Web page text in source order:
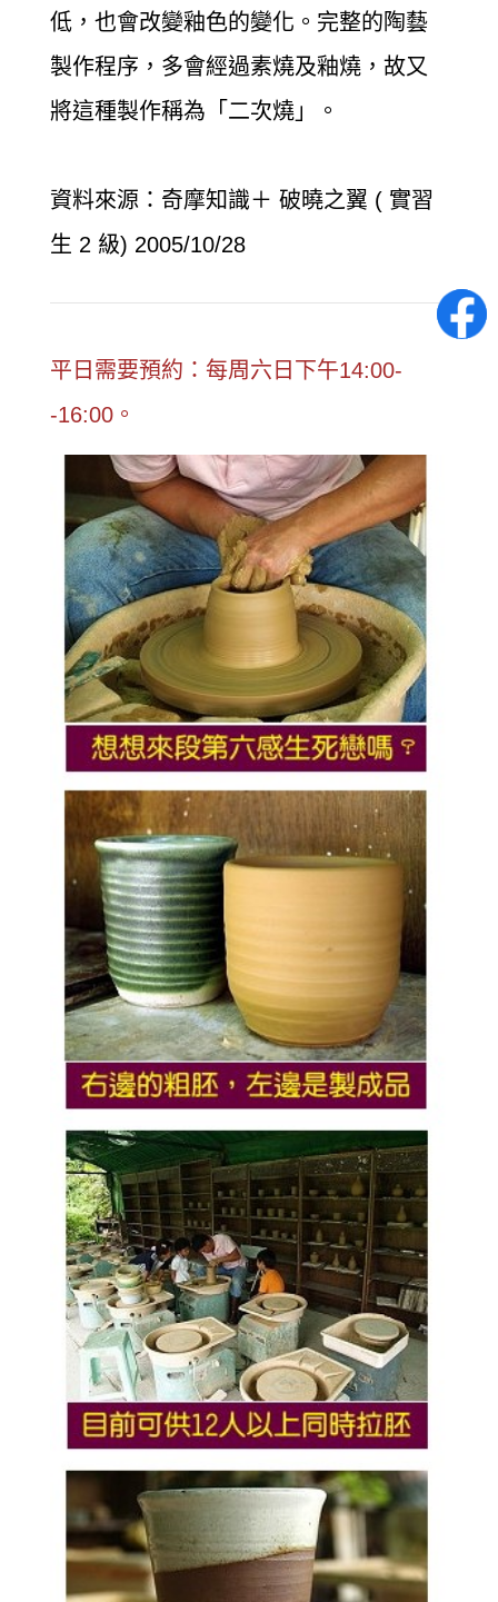
低，也會改變釉色的變化。完整的陶藝
製作程序，多會經過素燒及釉燒，故又
將這種製作稱為「二次燒」。
資料來源：奇摩知識＋ 破曉之翼 ( 實習
生 2 級) 2005/10/28
平日需要預約：每周六日下午14:00-
-16:00。